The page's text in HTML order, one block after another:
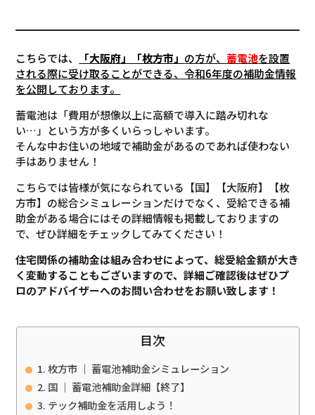
こちらでは、 「大阪府」「枚方市」 の方が、蓄電池を設置
される際に受け取ることができる、令和6年度の補助金情報
を公開しております。
蓄電池は「費用が想像以上に高額で導入に踏み切れな
い…」という方が多くいらっしゃいます。
そんな中お住いの地域で補助金があるのであれば使わない
手はありません！
こちらでは皆様が気になられている【国】【大阪府】【枚
方市】の総合シミュレーションだけでなく、受給できる補
助金がある場合にはその詳細情報も掲載しておりますの
で、ぜひ詳細をチェックしてみてください！
住宅関係の補助金は組み合わせによって、総受給金額が大き
く変動することもございますので、詳細ご確認後はぜひプ
ロのアドバイザーへのお問い合わせをお願い致します！
目次
枚方市 ｜ 蓄電池補助金シミュレーション
国 ｜ 蓄電池補助金詳細【終了】
テック補助金を活用しよう！